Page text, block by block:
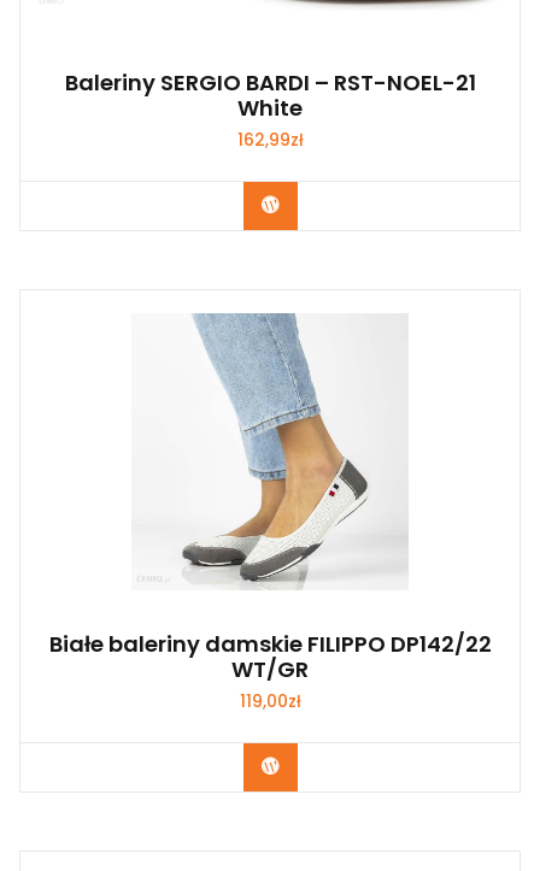
Baleriny SERGIO BARDI – RST-NOEL-21
White
162,99zł
Kup Teraz
Białe baleriny damskie FILIPPO DP142/22
WT/GR
119,00zł
Kup Teraz